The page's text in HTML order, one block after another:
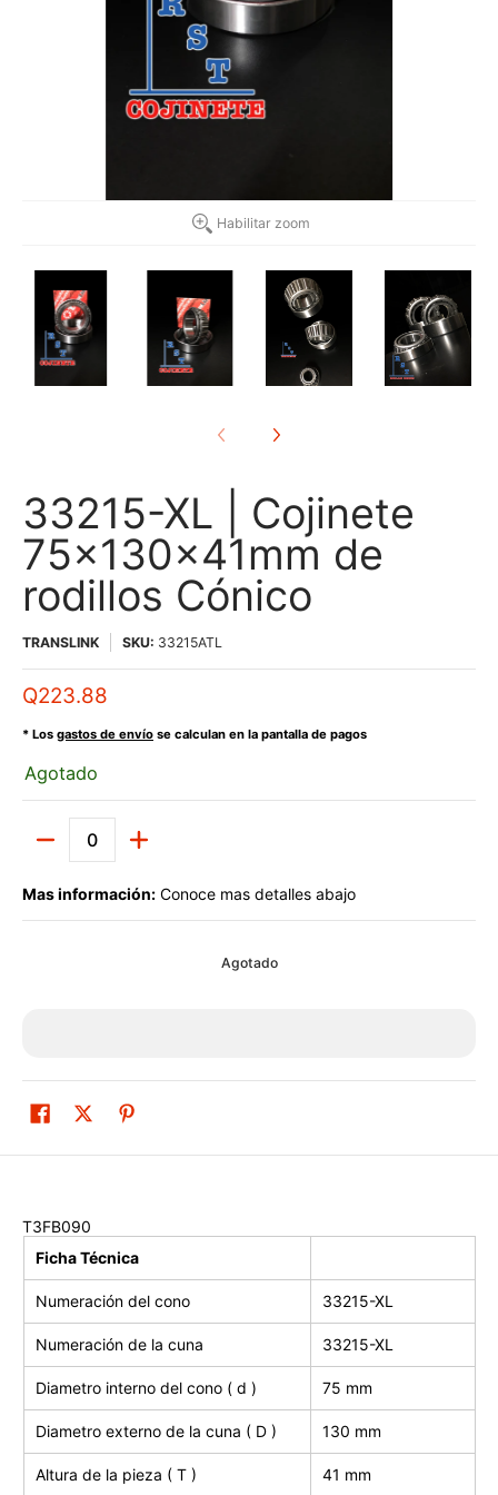
Habilitar zoom
33215-XL | Cojinete
75x130x41mm de
rodillos Cónico
TRANSLINK SKU: 33215ATL
Q223.88
* Los gastos de envío se calculan en la pantalla de pagos
Agotado
Mas información: Conoce mas detalles abajo
Agotado
T3FB090 ​
Ficha Técnica
Numeración del cono 33215-XL
Numeración de la cuna 33215-XL
Diametro interno del cono ( d ) 75 mm
Diametro externo de la cuna ( D ) 130 mm
Altura de la pieza ( T ) 41 mm